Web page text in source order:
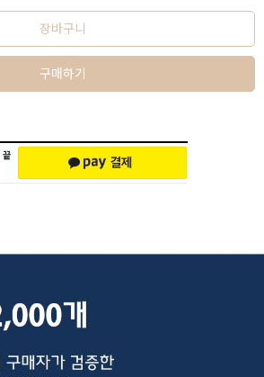
장바구니
구매하기